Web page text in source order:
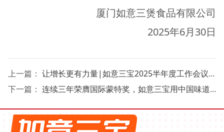
厦门如意三煲食品有限公司
2025年6月30日
上一篇： 让增长更有力量|如意三宝2025半年度工作会议擘画高质量发展新图景
下一篇： 连续三年荣膺国际蒙特奖，如意三宝用中国味道对话世界